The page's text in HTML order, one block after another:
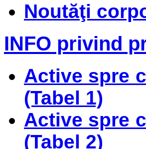
Noutăţi
INFO privind
Active spre
(Tabel 1)
Active spre
(Tabel 2)